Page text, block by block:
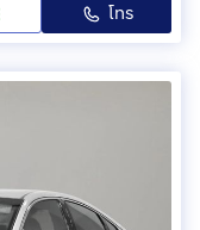
โทร